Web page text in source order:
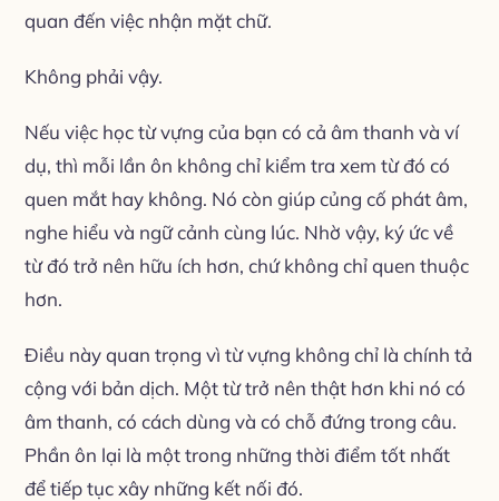
quan đến việc nhận mặt chữ.
Không phải vậy.
Nếu việc học từ vựng của bạn có cả âm thanh và ví
dụ, thì mỗi lần ôn không chỉ kiểm tra xem từ đó có
quen mắt hay không. Nó còn giúp củng cố phát âm,
nghe hiểu và ngữ cảnh cùng lúc. Nhờ vậy, ký ức về
từ đó trở nên hữu ích hơn, chứ không chỉ quen thuộc
hơn.
Điều này quan trọng vì từ vựng không chỉ là chính tả
cộng với bản dịch. Một từ trở nên thật hơn khi nó có
âm thanh, có cách dùng và có chỗ đứng trong câu.
Phần ôn lại là một trong những thời điểm tốt nhất
để tiếp tục xây những kết nối đó.